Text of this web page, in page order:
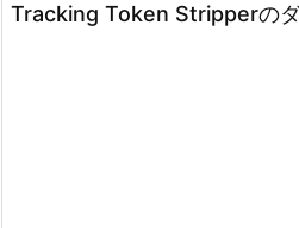
Tracking Token Stripperの